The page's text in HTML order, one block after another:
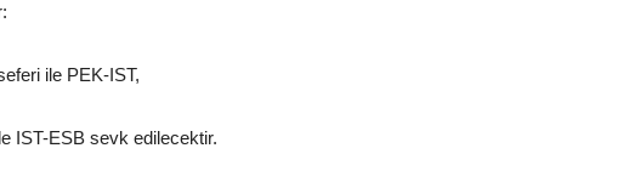
ile PEK-IST,
IST-ESB sevk edilecektir.